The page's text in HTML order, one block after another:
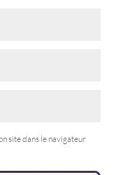
site dans le navigateur